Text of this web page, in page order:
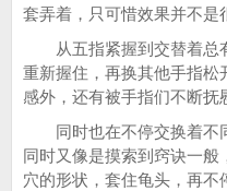
套弄着，只可惜效果并不是
从五指紧握到交替着总
重新握住，再换其他手指松
感外，还有被手指们不断抚
同时也在不停交换着不
同时又像是摸索到窍诀一
穴的形状，套住龟头，再不